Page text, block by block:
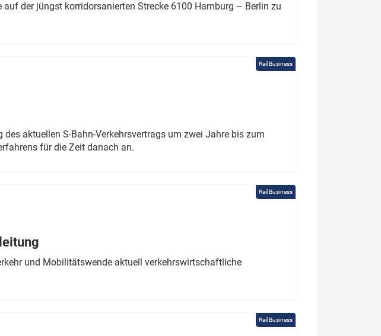
der jüngst korridorsanierten Strecke 6100 Hamburg – Berlin zu
Rail Business
aktuellen S-Bahn-Verkehrsvertrags um zwei Jahre bis zum
für die Zeit danach an.
Rail Business
und Mobilitätswende aktuell verkehrswirtschaftliche
Rail Business